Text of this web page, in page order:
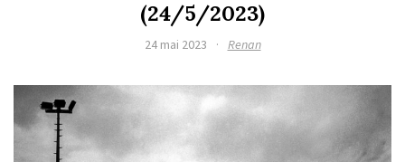
(24/5/2023)
24 mai 2023 · Renan